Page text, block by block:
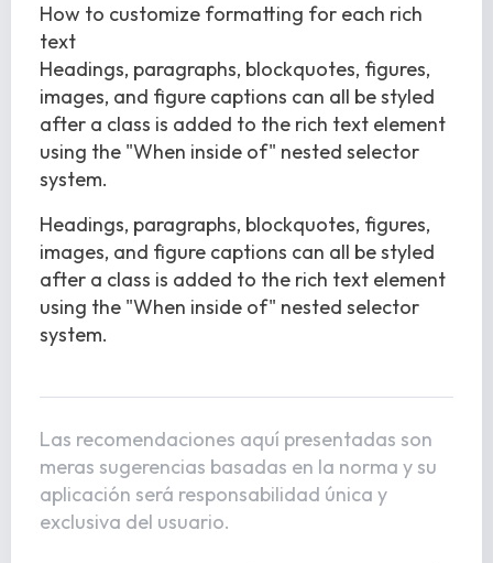
How to customize formatting for each rich
text
Headings, paragraphs, blockquotes, figures,
images, and figure captions can all be styled
after a class is added to the rich text element
using the "When inside of" nested selector
system.
Headings, paragraphs, blockquotes, figures,
images, and figure captions can all be styled
after a class is added to the rich text element
using the "When inside of" nested selector
system.
Las recomendaciones aquí presentadas son
meras sugerencias basadas en la norma y su
aplicación será responsabilidad única y
exclusiva del usuario.